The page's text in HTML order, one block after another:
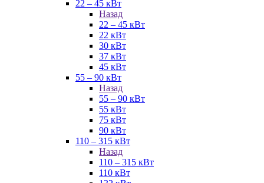
22 – 45 кВт
Назад
22 – 45 кВт
22 кВт
30 кВт
37 кВт
45 кВт
55 – 90 кВт
Назад
55 – 90 кВт
55 кВт
75 кВт
90 кВт
110 – 315 кВт
Назад
110 – 315 кВт
110 кВт